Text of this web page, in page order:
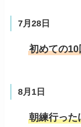
7月28日
初めての
8月1日
朝練行った